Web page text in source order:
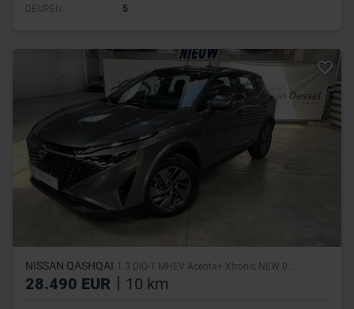
DEUREN 5
NISSAN QASHQAI 1.3 DIG-T MHEV Acenta+ Xtronic NEW 0 ...
28.490 EUR | 10 km